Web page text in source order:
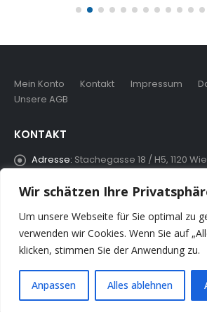
Wir schätzen Ihre
Um unsere Webseite für Sie optimal zu
verwenden wir Cookies. Wenn Sie auf
klicken, stimmen Sie der Anwendung zu.
Anpassen Alles ablehnen
Mein Konto Kontakt Impressum
Unsere AGB
KONTAKT
Adresse: Stachegasse 18 / H5, 1120
© Copyright 2022. Alle Rechte vorbehalten.